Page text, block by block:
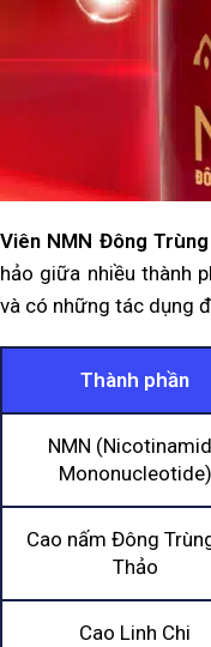
Viên NMN Đông
hảo giữa nhiều thành
và có những tác dụng
Thành phần
NMN
Mononucleotide)
Cao nấm Đông
Thảo
Cao Linh Chi